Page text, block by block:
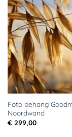
Foto behang
Noordwand
€ 299,00